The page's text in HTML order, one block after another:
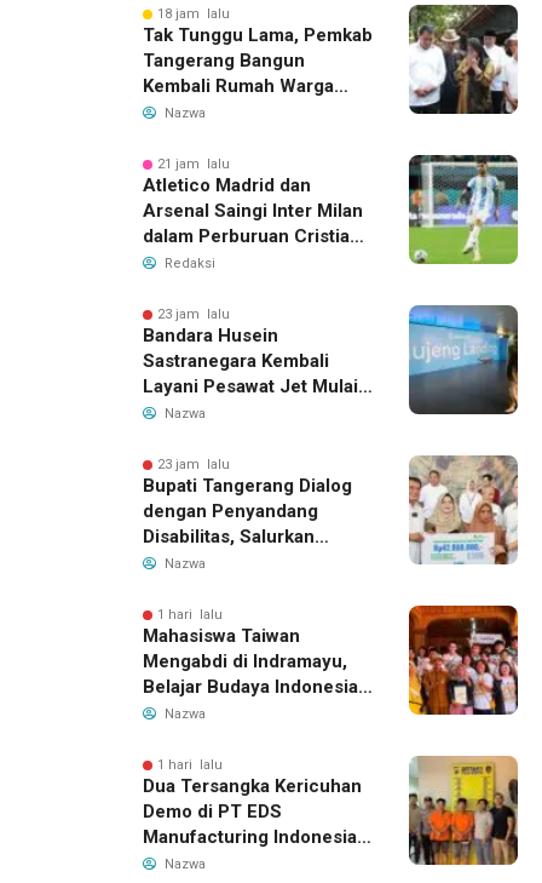
18 jam lalu
Tak Tunggu Lama, Pemkab
Tangerang Bangun
Kembali Rumah Warga
yang Roboh Akibat Puting
Nazwa
21 jam lalu
Atletico Madrid dan
Arsenal Saingi Inter Milan
dalam Perburuan Cristian
Romero, Transfer Bek
Redaksi
23 jam lalu
Bandara Husein
Sastranegara Kembali
Layani Pesawat Jet Mulai
14 Agustus 2026, Garuda
Bandung-Denpasar
Nazwa
23 jam lalu
Bupati Tangerang Dialog
dengan Penyandang
Disabilitas, Salurkan
Bantuan dan Tampung
Nazwa
1 hari lalu
Mahasiswa Taiwan
Mengabdi di Indramayu,
Belajar Budaya Indonesia
dan Edukasi Pekerja
Nazwa
1 hari lalu
Dua Tersangka Kericuhan
Demo di PT EDS
Manufacturing Indonesia
Ditahan, Polda Banten
Nazwa